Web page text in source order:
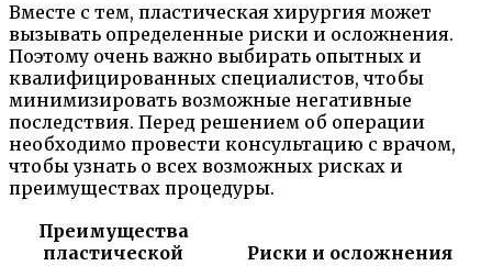
Вместе с тем, пластическая хирургия может
вызывать определенные риски и осложнения.
Поэтому очень важно выбирать опытных и
квалифицированных специалистов, чтобы
минимизировать возможные негативные
последствия. Перед решением об операции
необходимо провести консультацию с врачом,
чтобы узнать о всех возможных рисках и
преимуществах процедуры.
Преимущества
пластической
Риски и осложнения